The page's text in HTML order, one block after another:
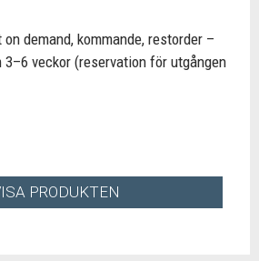
demand, kommande, restorder –
veckor (reservation för utgången
PRODUKTEN